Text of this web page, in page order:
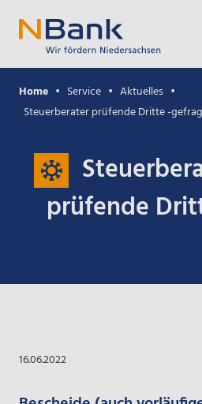
Home Service
Aktuelles
Steuerberater prüfende Dritte -
prüfende
16.06.2022